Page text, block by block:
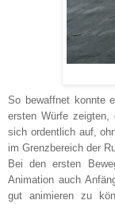
So bewaffnet konnte
ersten Würfe
sich ordentlich auf,
im Grenzbereich der
Bei den ersten
Animation auch
gut animieren zu